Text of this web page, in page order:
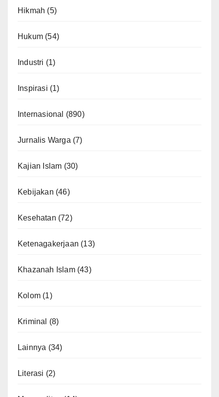
Hikmah (5)
Hukum (54)
Industri (1)
Inspirasi (1)
Internasional (890)
Jurnalis Warga (7)
Kajian Islam (30)
Kebijakan (46)
Kesehatan (72)
Ketenagakerjaan (13)
Khazanah Islam(43)
Kolom (1)
Kriminal (8)
Lainnya (34)
Literasi (2)